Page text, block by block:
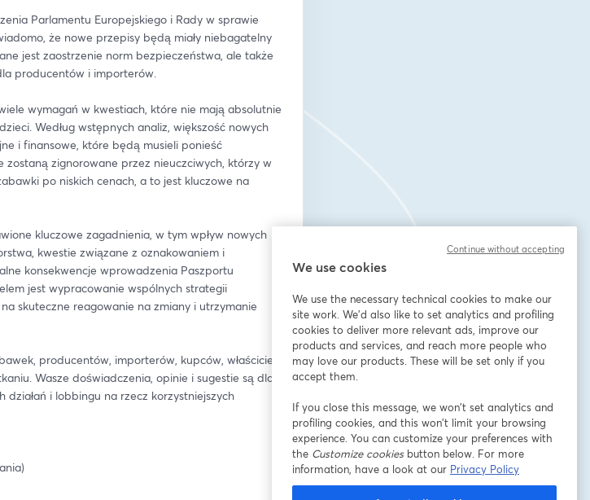
Parlamentu Europejskiego i Rady w sprawie
że nowe przepisy będą miały niebagatelny
jest zaostrzenie norm bezpieczeństwa, ale także
producentów i importerów.
wymagań w kwestiach, które nie mają absolutnie
Według wstępnych analiz, większość nowych
i finansowe, które będą musieli ponieść
zignorowane przez nieuczciwych, którzy w
po niskich cenach, a to jest kluczowe na
kluczowe zagadnienia, w tym wpływ nowych
kwestie związane z oznakowaniem i
konsekwencje wprowadzenia Paszportu
jest wypracowanie wspólnych strategii
skuteczne reagowanie na zmiany i utrzymanie
producentów, importerów, kupców, właścicieli
Wasze doświadczenia, opinie i sugestie są dla
działań i lobbingu na rzecz korzystniejszych
We use cookies
We use the necessary technical cookies to make our
site work. We'd also like to set analytics and profiling
cookies to deliver more relevant ads, improve our
products and services, and reach more people who
may love our products. These will be set only if you
accept them.
If you close this message, we won’t set analytics and
profiling cookies, and this won’t limit your browsing
experience. You can customize your preferences with
the Customize cookiesbutton below. For more
information, have a look at our Privacy Policy
Continue without accepting